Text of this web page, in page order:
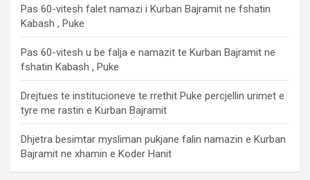
Pas 60-vitesh falet namazi i Kurban Bajramit ne fshatin
Kabash , Puke
Pas 60-vitesh u be falja e namazit te Kurban Bajramit ne
fshatin Kabash , Puke
Drejtues te institucioneve te rrethit Puke percjellin urimet e
tyre me rastin e Kurban Bajramit
Dhjetra besimtar mysliman pukjane falin namazin e Kurban
Bajramit ne xhamin e Koder Hanit